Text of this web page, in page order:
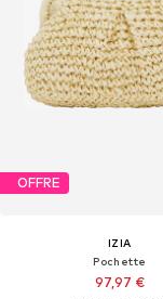
OFFRE
IZIA
Pochette
97,97 €